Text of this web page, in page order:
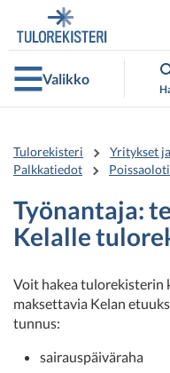
suoraan
sisältöön
koko
sivuston
hakuun
Valikko
Tulorekisteri Yritykset
Palkkatiedot
Työnantaja:
Kelalle
Voit hakea tulorekisterin
maksettavia Kelan
tunnus:
sairauspäiväraha